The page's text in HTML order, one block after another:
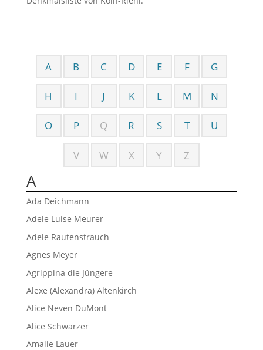
A B C D E F G
H I J K L M N
O P Q R S T U
V W X Y Z
A
Ada Deichmann
Adele Luise Meurer
Adele Rautenstrauch
Agnes Meyer
Agrippina die Jüngere
Alexe (Alexandra) Altenkirch
Alice Neven DuMont
Alice Schwarzer
Amalie Lauer